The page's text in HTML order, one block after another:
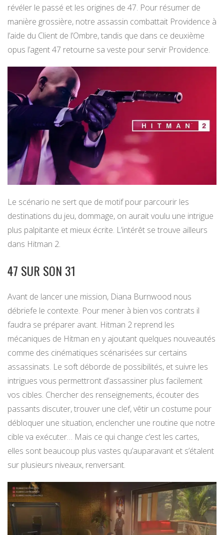
révéler le passé et les origines de 47. Pour résumer de
manière grossière, notre assassin combattait Providence à
l’aide du Client de l’Ombre, tandis que dans ce deuxième
opus l’agent 47 retourne sa veste pour servir Providence.
Le scénario ne sert que de motif pour parcourir les
destinations du jeu, dommage, on aurait voulu une intrigue
plus palpitante et mieux écrite. L’intérêt se trouve ailleurs
dans Hitman 2.
47 SUR SON 31
Avant de lancer une mission, Diana Burnwood nous
débriefe le contexte. Pour mener à bien vos contrats il
faudra se préparer avant. Hitman 2 reprend les
mécaniques de Hitman en y ajoutant quelques nouveautés
comme des cinématiques scénarisées sur certains
assassinats. Le soft déborde de possibilités, et suivre les
intrigues vous permettront d’assassiner plus facilement
vos cibles. Chercher des renseignements, écouter des
passants discuter, trouver une clef, vêtir un costume pour
débloquer une situation, enclencher une routine que notre
cible va exécuter… Mais ce qui change c’est les cartes,
elles sont beaucoup plus vastes qu’auparavant et s’étalent
sur plusieurs niveaux, renversant.